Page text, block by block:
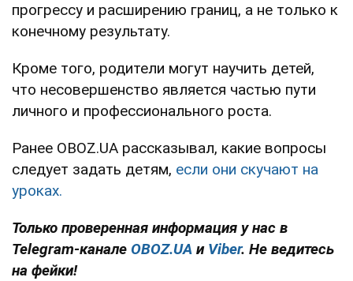
прогрессу и расширению границ, а не только к
конечному результату.
Кроме того, родители могут научить детей,
что несовершенство является частью пути
личного и профессионального роста.
Ранее OBOZ.UA рассказывал, какие вопросы
следует задать детям, если они скучают на
уроках.
Только проверенная информация у нас в
Telegram-канале OBOZ.UA и Viber. Не ведитесь
на фейки!